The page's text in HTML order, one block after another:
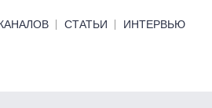
СТАТЬИ ИНТЕРВЬЮ